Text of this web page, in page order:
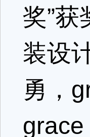
奖”
装设
勇，